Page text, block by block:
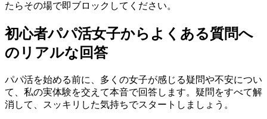
たらその場で即ブロックしてください。
初心者パパ活女子からよくある質問へ
のリアルな回答
パパ活を始める前に、多くの女子が感じる疑問や不安につい
て、私の実体験を交えて本音で回答します。疑問をすべて解
消して、スッキリした気持ちでスタートしましょう。